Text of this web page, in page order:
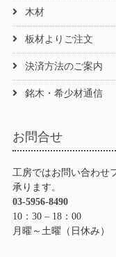
木材
板材よりご注文
決済方法のご案内
銘木・希少材通信
お問合せ
工房ではお問い合わせ
承ります。
03-5956-8490
10：30 – 18：00
月曜～土曜（日休み）